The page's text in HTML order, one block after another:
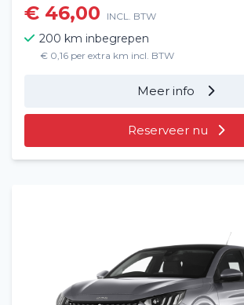
€ 46,00 INCL. BTW
200 km inbegrepen
€ 0,16 per extra km incl. BTW
Meer info
Reserveer nu